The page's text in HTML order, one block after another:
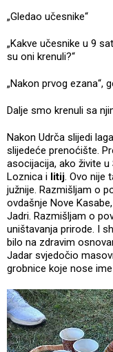
„Gledao učesnike“
„Kakve učesnike u 9
su oni krenuli?“
„Nakon prvog ezana“,
Dalje smo krenuli sa
Nakon Udrča slijedi
slijedeće prenoćište.
asocijacija, ako živite u
Loznica i litij. Ovo nije
južnije. Razmišljam o
ovdašnje Nove
Jadri. Razmišljam o
uništavanja prirode. I
bilo na zdravim
Jadar svjedočio
grobnice koje nose